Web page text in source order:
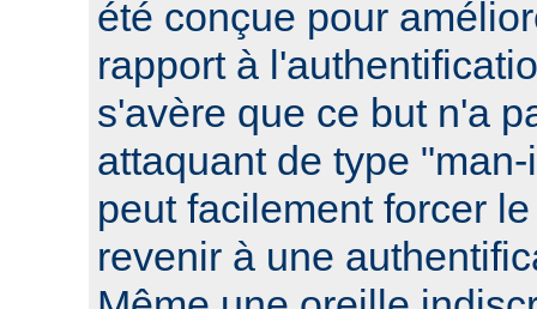
été conçue pour
rapport à
s'avère que ce but n'a
attaquant de type
peut facilement forcer
revenir à une